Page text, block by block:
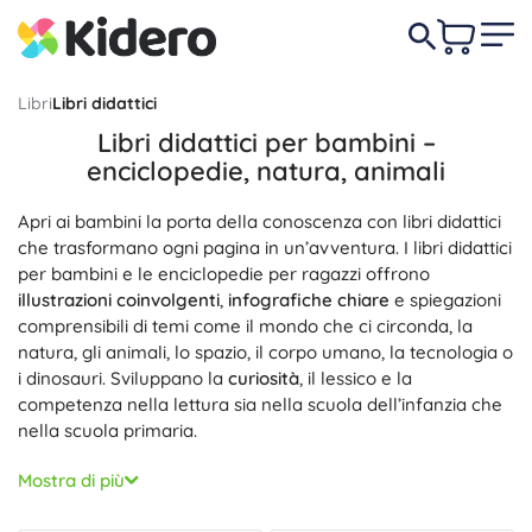
LibriLibri didattici
Libri didattici per bambini –
enciclopedie, natura, animali
Apri ai bambini la porta della conoscenza con libri didattici
che trasformano ogni pagina in un’avventura. I libri didattici
per bambini e le enciclopedie per ragazzi offrono
illustrazioni coinvolgenti, infografiche chiare e spiegazioni
comprensibili di temi come il mondo che ci circonda, la
natura, gli animali, lo spazio, il corpo umano, la tecnologia o
i dinosauri. Sviluppano la curiosità, il lessico e la
competenza nella lettura sia nella scuola dell’infanzia che
nella scuola primaria.
Desideri una panoramica completa dei fatti? Scegli le
Enciclopedie
Mostra di più